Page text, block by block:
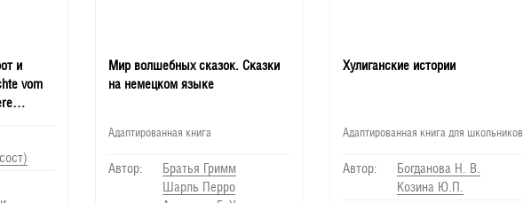
и
vom
Мир волшебных сказок. Сказки
на немецком языке
Адаптированная книга
Автор:
Братья Гримм
Шарль Перро
Хулиганские истории
Адаптированная книга для школьников
Автор:
Богданова Н. В.
Козина Ю.П.